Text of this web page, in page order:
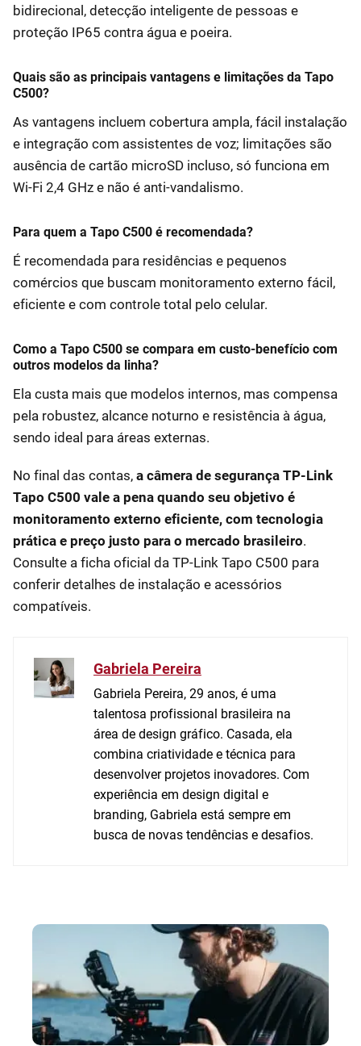
bidirecional, detecção inteligente de pessoas e
proteção IP65 contra água e poeira.
Quais são as principais vantagens e limitações da Tapo
C500?
As vantagens incluem cobertura ampla, fácil instalação
e integração com assistentes de voz; limitações são
ausência de cartão microSD incluso, só funciona em
Wi-Fi 2,4 GHz e não é anti-vandalismo.
Para quem a Tapo C500 é recomendada?
É recomendada para residências e pequenos
comércios que buscam monitoramento externo fácil,
eficiente e com controle total pelo celular.
Como a Tapo C500 se compara em custo-benefício com
outros modelos da linha?
Ela custa mais que modelos internos, mas compensa
pela robustez, alcance noturno e resistência à água,
sendo ideal para áreas externas.
No final das contas, a câmera de segurança TP-Link
Tapo C500 vale a pena quando seu objetivo é
monitoramento externo eficiente, com tecnologia
prática e preço justo para o mercado brasileiro.
Consulte a ficha oficial da TP-Link Tapo C500 para
conferir detalhes de instalação e acessórios
compatíveis.
Gabriela Pereira
Gabriela Pereira, 29 anos, é uma
talentosa profissional brasileira na
área de design gráfico. Casada, ela
combina criatividade e técnica para
desenvolver projetos inovadores. Com
experiência em design digital e
branding, Gabriela está sempre em
busca de novas tendências e desafios.